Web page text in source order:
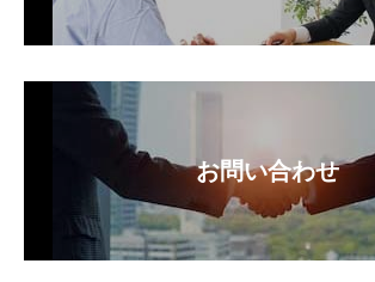
お問い合わせ